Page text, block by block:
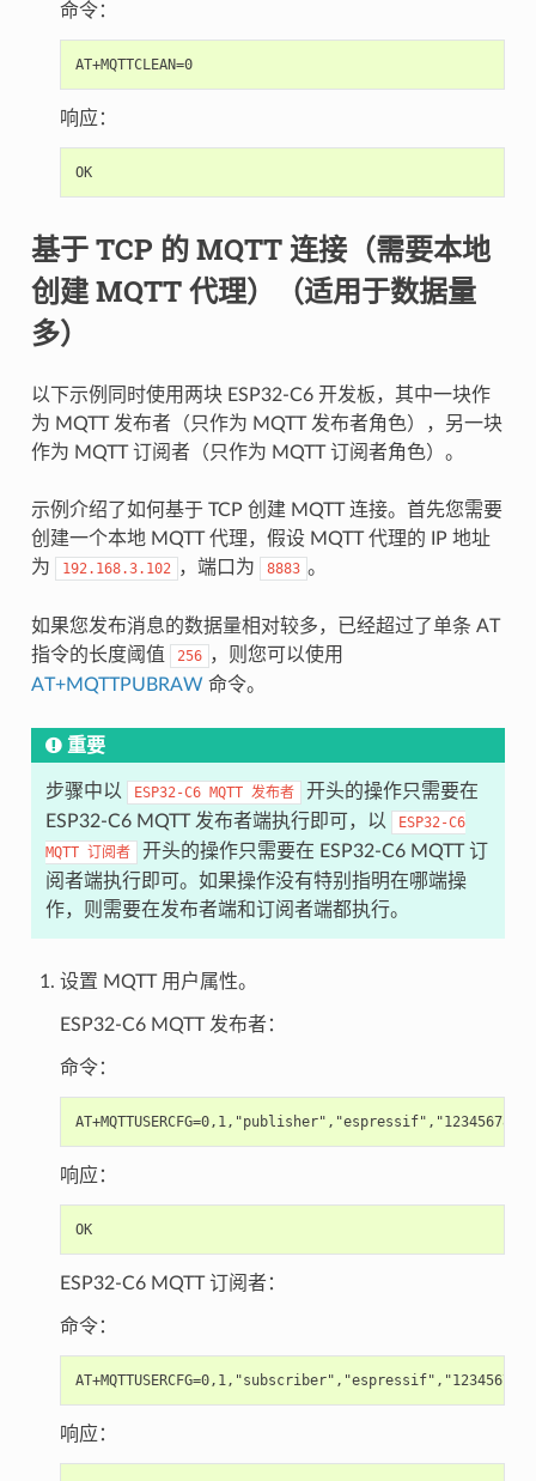
命令：
AT+MQTTCLEAN=0
响应：
OK
基于 TCP 的 MQTT 连接（需要本地
创建 MQTT 代理）（适用于数据量
多）
以下示例同时使用两块 ESP32-C6 开发板，其中一块作
为 MQTT 发布者（只作为 MQTT 发布者角色），另一块
作为 MQTT 订阅者（只作为 MQTT 订阅者角色）。
示例介绍了如何基于 TCP 创建 MQTT 连接。首先您需要
创建一个本地 MQTT 代理，假设 MQTT 代理的 IP 地址
为
192.168.3.102 ，端口为 8883 。
如果您发布消息的数据量相对较多，已经超过了单条 AT
指令的长度阈值
256 ，则您可以使用
AT+MQTTPUBRAW 命令。
重要
步骤中以 ESP32-C6 MQTT 发布者
开头的操作只需要在
ESP32-C6 MQTT 发布者端执行即可，以
ESP32-C6
MQTT 订阅者
开头的操作只需要在 ESP32-C6 MQTT 订
阅者端执行即可。如果操作没有特别指明在哪端操
作，则需要在发布者端和订阅者端都执行。
设置 MQTT 用户属性。
ESP32-C6 MQTT 发布者：
命令：
响应：
OK
ESP32-C6 MQTT 订阅者：
命令：
响应：